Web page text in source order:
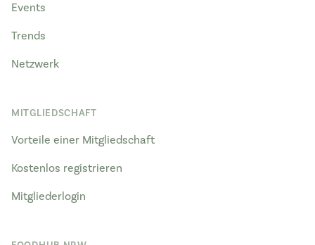
Events
Trends
Netzwerk
MITGLIEDSCHAFT
Vorteile einer Mitgliedschaft
Kostenlos registrieren
Mitgliederlogin